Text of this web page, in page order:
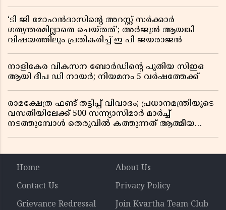
‘ടി ജി മോഹൻദാസിൻ്റെ അറസ്റ്റ് സർക്കാർ
ഗത്യന്തരമില്ലാതെ ചെയ്തത്’; അർജുൻ ആയങ്കി
വിഷയത്തിലും പ്രതികരിച്ച് ഇ പി ജയരാജൻ
നാളികേര വികസന ബോർഡിൻ്റെ പുതിയ സിഇഒ
ആയി ദീപ ഡി നായർ; നിയമനം 5 വർഷത്തേക്ക് ​​​​​​​
രാമക്ഷേത്ര ഫണ്ട് തട്ടിപ്പ് വിവാദം; പ്രധാനമന്ത്രിയുടെ
വസതിയിലേക്ക് 500 സന്ന്യാസിമാർ മാർച്ച്
നടത്തുമ്പോൾ തെരുവിൽ കത്തുന്നത് ആത്മീയ
Home
About Us
Contact Us
Privacy Policy
Grievance Redressal
Join Kvartha Team Club